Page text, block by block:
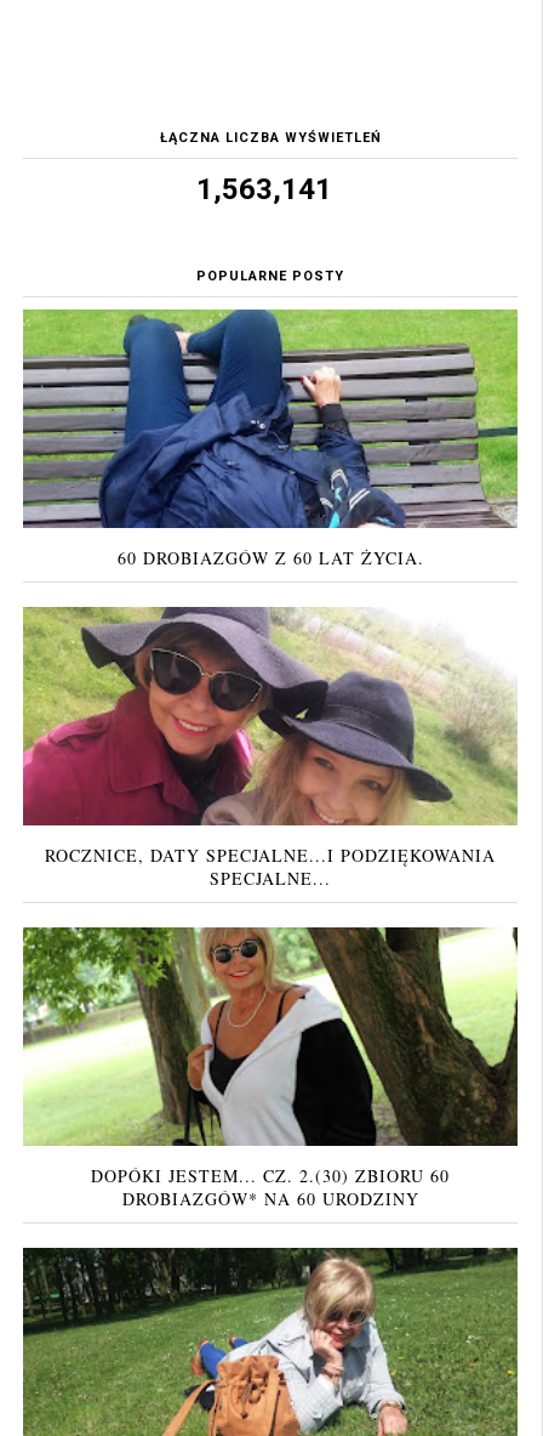
ŁĄCZNA LICZBA WYŚWIETLEŃ
1,563,141
POPULARNE POSTY
60 DROBIAZGÓW Z 60 LAT ŻYCIA.
ROCZNICE, DATY SPECJALNE...I PODZIĘKOWANIA
SPECJALNE...
DOPÓKI JESTEM... CZ. 2.(30) ZBIORU 60
DROBIAZGÓW* NA 60 URODZINY